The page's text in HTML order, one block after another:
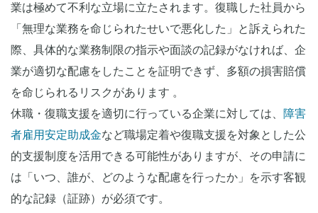
業は極めて不利な立場に立たされます。復職した社員から
「無理な業務を命じられたせいで悪化した」と訴えられた
際、具体的な業務制限の指示や面談の記録がなければ、企
業が適切な配慮をしたことを証明できず、多額の損害賠償
を命じられるリスクがあります 。
休職・復職支援を適切に行っている企業に対しては、 障害
者雇用安定助成金など職場定着や復職支援を対象とした公
的支援制度を活用できる可能性がありますが、その申請に
は「いつ、誰が、どのような配慮を行ったか」を示す客観
的な記録（証跡）が必須です。